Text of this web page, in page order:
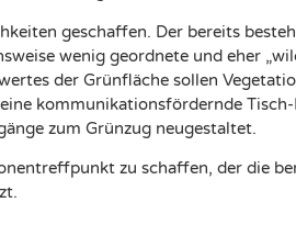
geschaffen. Der bereits
wenig geordnete und eher
der Grünfläche sollen
kommunikationsfördernde
zum Grünzug neugestaltet.
zu schaffen, der die